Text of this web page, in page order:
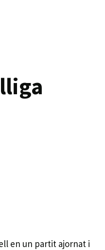
en un partit ajornat i